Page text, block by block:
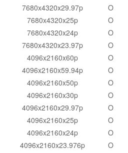
7680x4320x29.97p
O
7680x4320x25p
O
7680x4320x24p
O
7680x4320x23.97p
O
4096x2160x60p
O
4096x2160x59.94p
O
4096x2160x50p
O
4096x2160x30p
O
4096x2160x29.97p
O
4096x2160x25p
O
4096x2160x24p
O
4096x2160x23.976p
O